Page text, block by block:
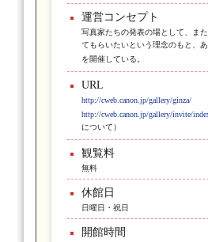
運営コンセプト
写真家たちの発表の場として、ま
てもらいたいという理念のもと、
を開催している。
URL
http://cweb.canon.jp/gallery/ginza/
http://cweb.canon.jp/gallery/invite/
について）
観覧料
無料
休館日
日曜日・祝日
開館時間